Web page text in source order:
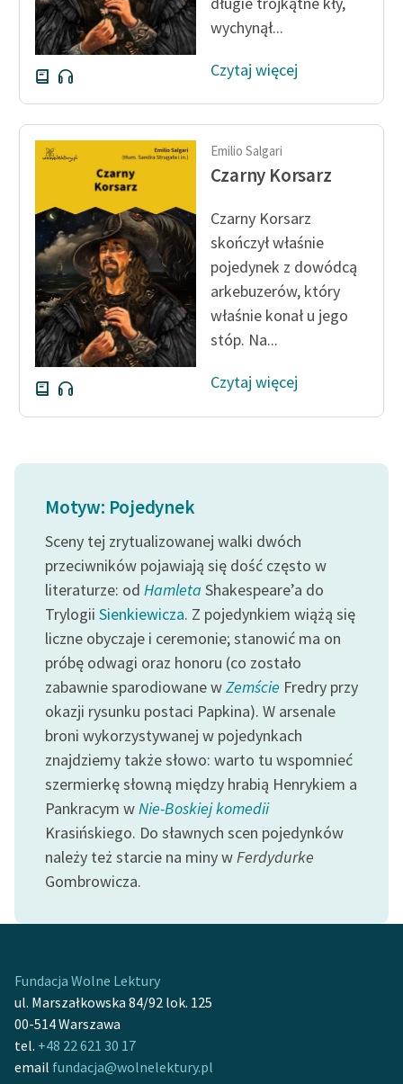
Starego Testamentu
Odkurzamy bohaterów
Szkoła Poezji Wolnych
Lektur
O nas
O projekcie
Zespół
Zasady wykorzystania
Wolnych Lektur
Logotypy
Materiały promocyjne
Dane fundacji i
sprawozdania finansowe
Regulamin darowizn
Informacja o treściach
wrażliwych
Deklaracja dostępności
wychynął...
Czytaj więcej
Emilio Salgari
Czarny Korsarz
Czarny Korsarz
skończył właśnie
pojedynek z dowódcą
arkebuzerów, który
właśnie konał u jego
stóp. Na...
Czytaj więcej
Motyw: Pojedynek
Sceny tej zrytualizowanej walki dwóch
przeciwników pojawiają się dość często w
literaturze: od Hamleta Shakespeare’a do
Trylogii Sienkiewicza. Z pojedynkiem wiążą się
liczne obyczaje i ceremonie; stanowić ma on
próbę odwagi oraz honoru (co zostało
zabawnie sparodiowane wZemście Fredry przy
okazji rysunku postaci Papkina). W arsenale
broni wykorzystywanej w pojedynkach
znajdziemy także słowo: warto tu wspomnieć
szermierkę słowną między hrabią Henrykiem a
Pankracym w Nie-Boskiej komedii
Krasińskiego. Do sławnych scen pojedynków
należy też starcie na miny w Ferdydurke
Gombrowicza.
Fundacja Wolne Lektury
ul. Marszałkowska 84/92 lok. 125
00-514 Warszawa
tel. +48 22 621 30 17
email fundacja@wolnelektury.pl